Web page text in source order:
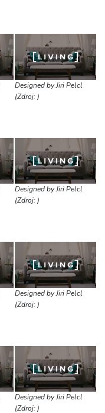
Designed by Jiri Pelcl
(Zdroj: )
Designed by Jiri Pelcl
(Zdroj: )
Designed by Jiri Pelcl
(Zdroj: )
Designed by Jiri Pelcl
(Zdroj: )